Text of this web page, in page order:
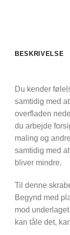
BESKRIVELSE
Du kender
samtidig med
overfladen
du arbejde
maling og
samtidig med
bliver mindre.
Til denne
Begynd med
mod
kan tåle det,